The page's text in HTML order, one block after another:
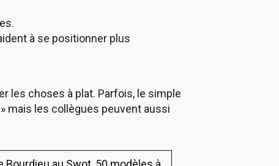
à se positionner plus
les choses à plat. Parfois, le simple
mais les collègues peuvent aussi